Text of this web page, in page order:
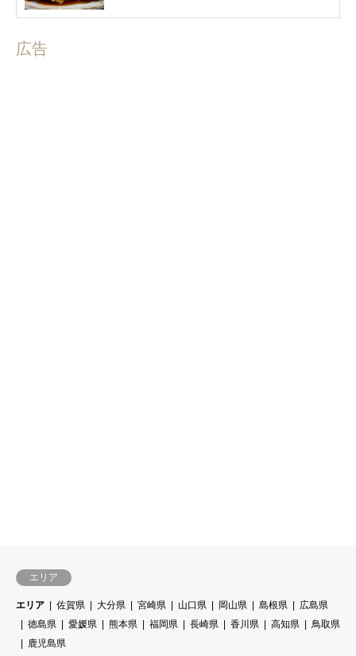
広告
エリア
エリア 佐賀県 大分県 宮崎県 山口県 岡山県 島根県
広島県
徳島県
愛媛県 熊本県 福岡県 長崎県 香川県 高知県
鳥取県
鹿児島県